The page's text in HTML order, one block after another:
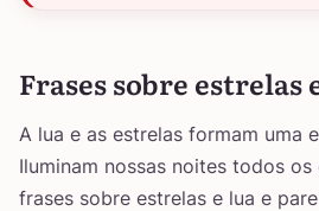
Frases sobre estrelas
A lua e as estrelas formam uma
Iluminam nossas noites todos os
frases sobre estrelas e lua e